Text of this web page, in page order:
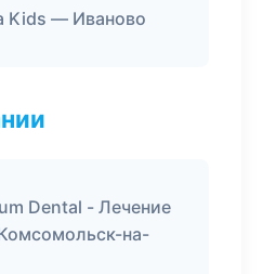
Kids — Иваново
Dental - Лечение
на-